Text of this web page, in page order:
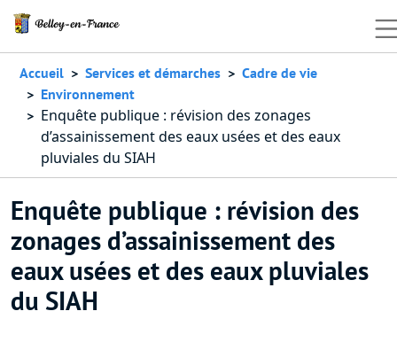
Accueil Services et démarches
Cadre de vie
Environnement
Enquête publique : révision des zonages
d’assainissement des eaux usées et des eaux
pluviales du SIAH
Enquête publique : révision des
zonages d’assainissement des
eaux usées et des eaux pluviales
du SIAH